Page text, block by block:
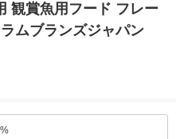
観賞魚用フード フレー
ムブランズジャパン